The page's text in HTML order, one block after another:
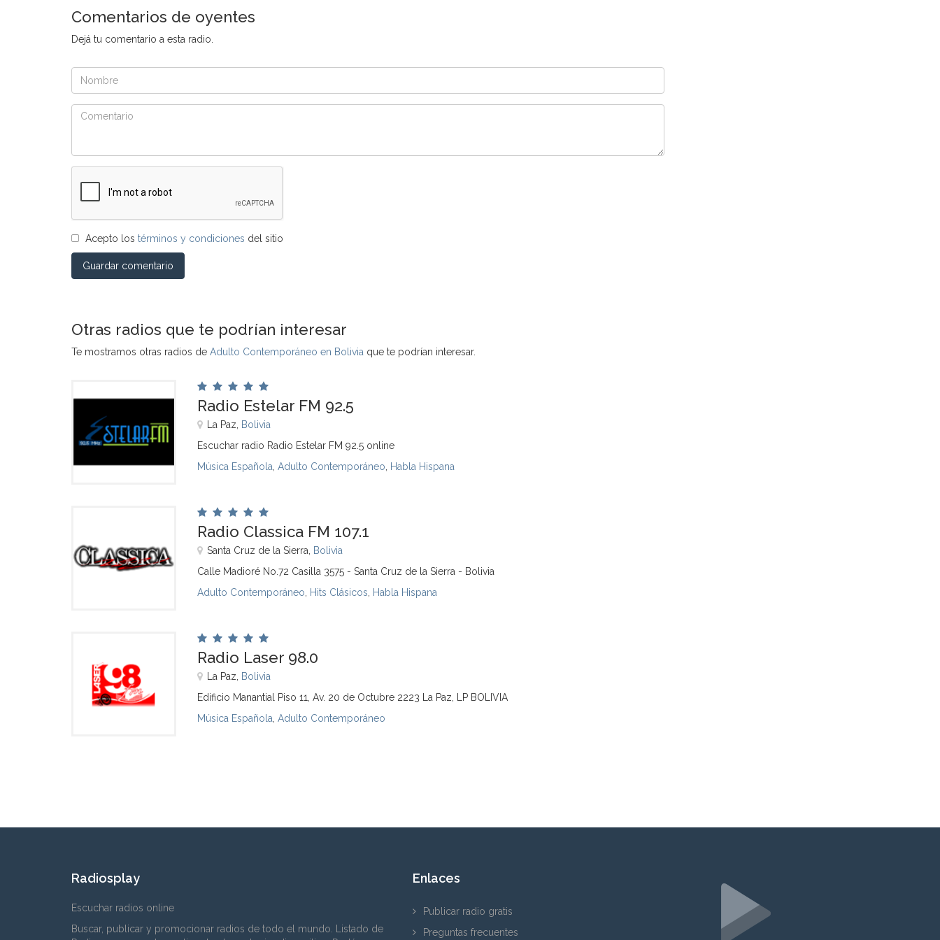
Comentarios de oyentes
Dejá tu comentario a esta radio.
Acepto los términos y condiciones del sitio
Guardar comentario
Otras radios que te podrían interesar
Te mostramos otras radios de Adulto Contemporáneo en Bolivia que te podrían interesar.
Radio Estelar FM 92.5
La Paz,
Bolivia
Escuchar radio Radio Estelar FM 92.5 online
Música Española Adulto Contemporáneo Habla Hispana
Radio Classica FM 107.1
Santa Cruz de la Sierra,
Bolivia
Calle Madioré No.72 Casilla 3575 - Santa Cruz de la Sierra - Bolivia
Adulto Contemporáneo
Hits Clásicos Habla Hispana
Radio Laser 98.0
La Paz,
Bolivia
Edificio Manantial Piso 11, Av. 20 de Octubre 2223 La Paz, LP BOLIVIA
Música Española Adulto Contemporáneo
Radiosplay
Escuchar radios online
Buscar, publicar y promocionar radios de todo el mundo. Listado de
Enlaces
Publicar radio gratis
Preguntas frecuentes